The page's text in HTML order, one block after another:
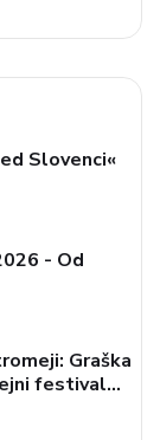
Slovenci«
- Od
Graška
festival